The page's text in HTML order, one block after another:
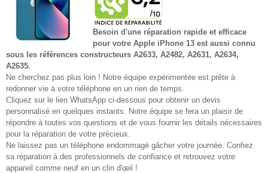
DÉPANNAGE INFORMATIQUE À DOMICILE
ASSISTANCE DÉPANNAGE INFORMATIQUE À DISTANCE
ZONE DE DÉPLACEMENT
RÉPARATION DE PC À DOMICILE
Besoin d'une réparation rapide et efficace
pour votre Apple iPhone 13 est aussi connu
sous les références constructeurs A2633, A2482, A2631, A2634,
A2635.
Ne cherchez pas plus loin ! Notre équipe expérimentée est prête à
redonner vie à votre téléphone en un rien de temps.
Cliquez sur le lien WhatsApp ci-dessous pour obtenir un devis
personnalisé en quelques instants. Notre équipe se fera un plaisir de
répondre à toutes vos questions et de vous fournir les détails nécessaires
pour la réparation de votre précieux.
Ne laissez pas un téléphone endommagé gâcher votre journée. Confiez
sa réparation à des professionnels de confiance et retrouvez votre
appareil comme neuf en un clin d'œil !